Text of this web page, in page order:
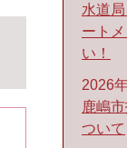
水道
ート
い！
2026
鹿嶋
ついて